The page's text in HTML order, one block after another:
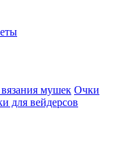
мушек Очки
для вейдерсов